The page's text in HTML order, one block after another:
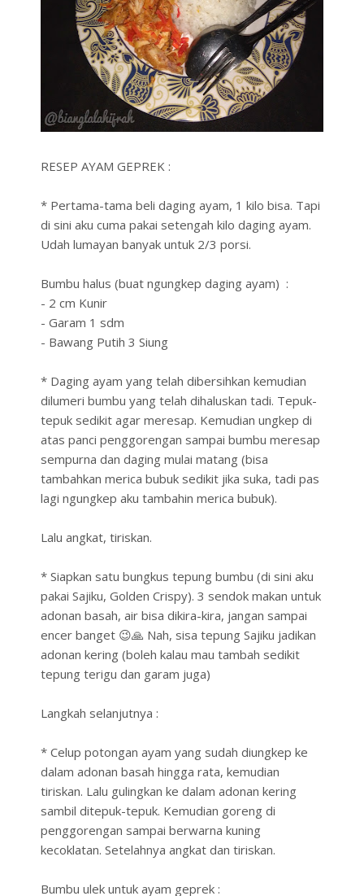
RESEP AYAM GEPREK :
* Pertama-tama beli daging ayam, 1 kilo bisa. Tapi
di sini aku cuma pakai setengah kilo daging ayam.
Udah lumayan banyak untuk 2/3 porsi.
Bumbu halus (buat ngungkep daging ayam) :
- 2 cm Kunir
- Garam 1 sdm
- Bawang Putih 3 Siung
* Daging ayam yang telah dibersihkan kemudian
dilumeri bumbu yang telah dihaluskan tadi. Tepuk-
tepuk sedikit agar meresap. Kemudian ungkep di
atas panci penggorengan sampai bumbu meresap
sempurna dan daging mulai matang (bisa
tambahkan merica bubuk sedikit jika suka, tadi pas
lagi ngungkep aku tambahin merica bubuk).
Lalu angkat, tiriskan.
* Siapkan satu bungkus tepung bumbu (di sini aku
pakai Sajiku, Golden Crispy). 3 sendok makan untuk
adonan basah, air bisa dikira-kira, jangan sampai
encer banget 😉🙏 Nah, sisa tepung Sajiku jadikan
adonan kering (boleh kalau mau tambah sedikit
tepung terigu dan garam juga)
Langkah selanjutnya :
* Celup potongan ayam yang sudah diungkep ke
dalam adonan basah hingga rata, kemudian
tiriskan. Lalu gulingkan ke dalam adonan kering
sambil ditepuk-tepuk. Kemudian goreng di
penggorengan sampai berwarna kuning
kecoklatan. Setelahnya angkat dan tiriskan.
Bumbu ulek untuk ayam geprek :